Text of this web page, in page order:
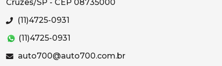
Cruzes/SP - CEP 08735000
(11)4725-0931
(11)4725-0931
auto700@auto700.com.br